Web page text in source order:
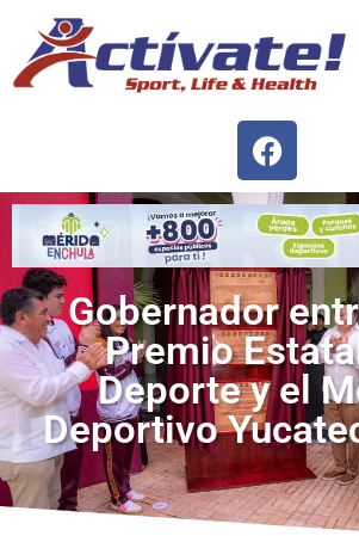
Gobernador
Premio
Deporte y el
Deportivo